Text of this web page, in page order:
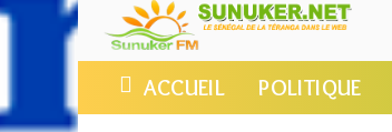
ACCUEIL POLITIQUE